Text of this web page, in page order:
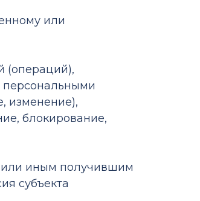
или
(операций),
персональными
изменение),
блокирование,
или иным получившим
субъекта